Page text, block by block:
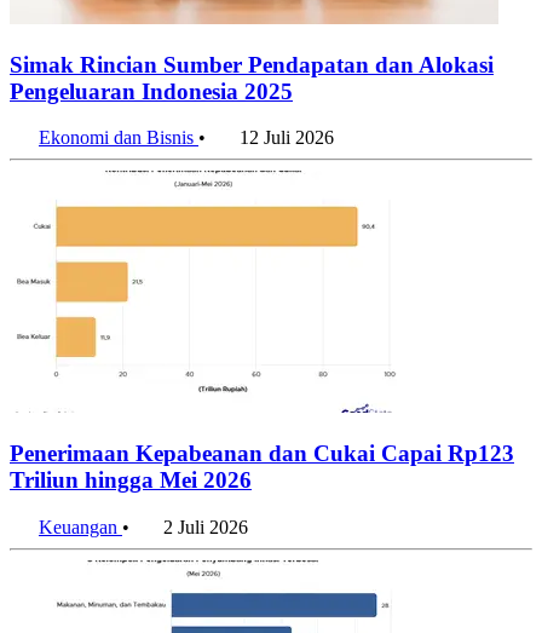
Simak Rincian Sumber Pendapatan dan Alokasi
Pengeluaran Indonesia 2025
Ekonomi dan Bisnis • 12 Juli 2026
Penerimaan Kepabeanan dan Cukai Capai Rp123
Triliun hingga Mei 2026
Keuangan • 2 Juli 2026